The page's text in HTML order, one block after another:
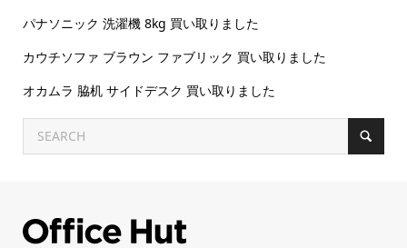
パナソニック 洗濯機 8kg 買い取りました
カウチソファ ブラウン ファブリック 買い取りました
オカムラ 脇机 サイドデスク 買い取りました